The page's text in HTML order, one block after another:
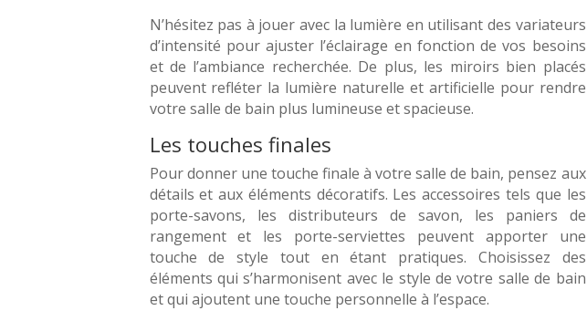
N’hésitez pas à jouer avec la lumière en utilisant des variateurs
d’intensité pour ajuster l’éclairage en fonction de vos besoins
et de l’ambiance recherchée. De plus, les miroirs bien placés
peuvent refléter la lumière naturelle et artificielle pour rendre
votre salle de bain plus lumineuse et spacieuse.
Les touches finales
Pour donner une touche finale à votre salle de bain, pensez aux
détails et aux éléments décoratifs. Les accessoires tels que les
porte-savons, les distributeurs de savon, les paniers de
rangement et les porte-serviettes peuvent apporter une
touche de style tout en étant pratiques. Choisissez des
éléments qui s’harmonisent avec le style de votre salle de bain
et qui ajoutent une touche personnelle à l’espace.